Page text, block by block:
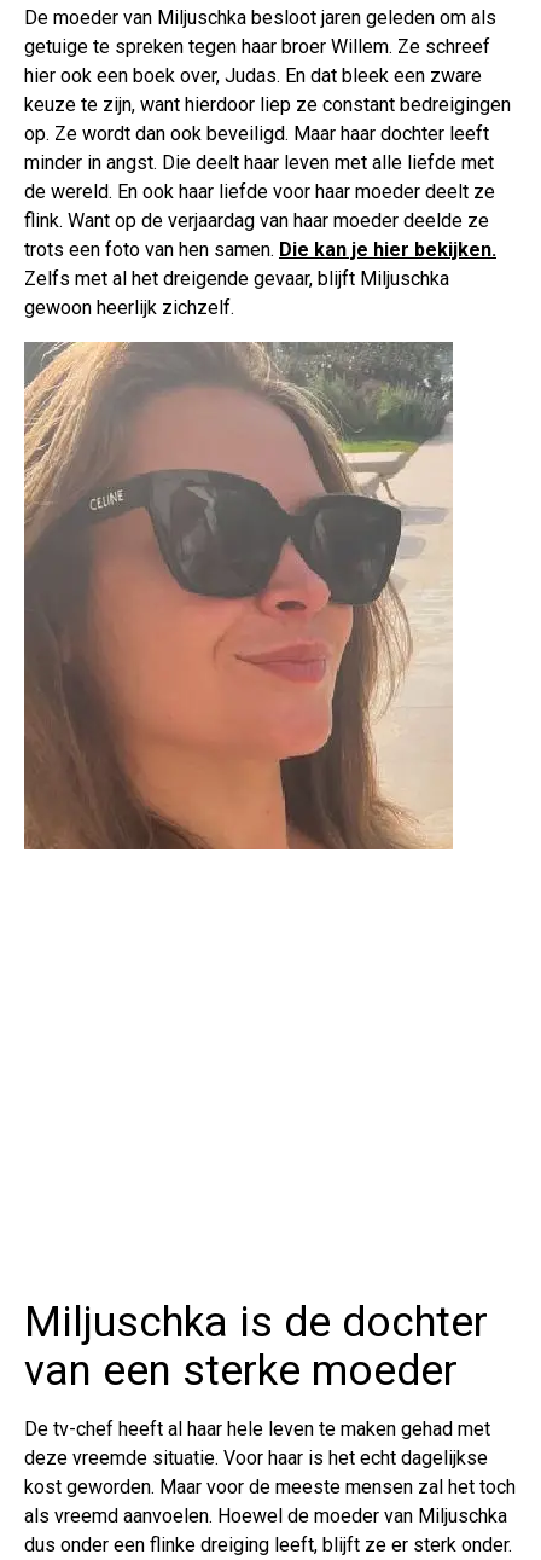
De moeder van Miljuschka besloot jaren geleden om als
getuige te spreken tegen haar broer Willem. Ze schreef
hier ook een boek over, Judas. En dat bleek een zware
keuze te zijn, want hierdoor liep ze constant bedreigingen
op. Ze wordt dan ook beveiligd. Maar haar dochter leeft
minder in angst. Die deelt haar leven met alle liefde met
de wereld. En ook haar liefde voor haar moeder deelt ze
flink. Want op de verjaardag van haar moeder deelde ze
trots een foto van hen samen. Die kan je hier bekijken.
Zelfs met al het dreigende gevaar, blijft Miljuschka
gewoon heerlijk zichzelf.
Miljuschka is de dochter
van een sterke moeder
De tv-chef heeft al haar hele leven te maken gehad met
deze vreemde situatie. Voor haar is het echt dagelijkse
kost geworden. Maar voor de meeste mensen zal het toch
als vreemd aanvoelen. Hoewel de moeder van Miljuschka
dus onder een flinke dreiging leeft, blijft ze er sterk onder.